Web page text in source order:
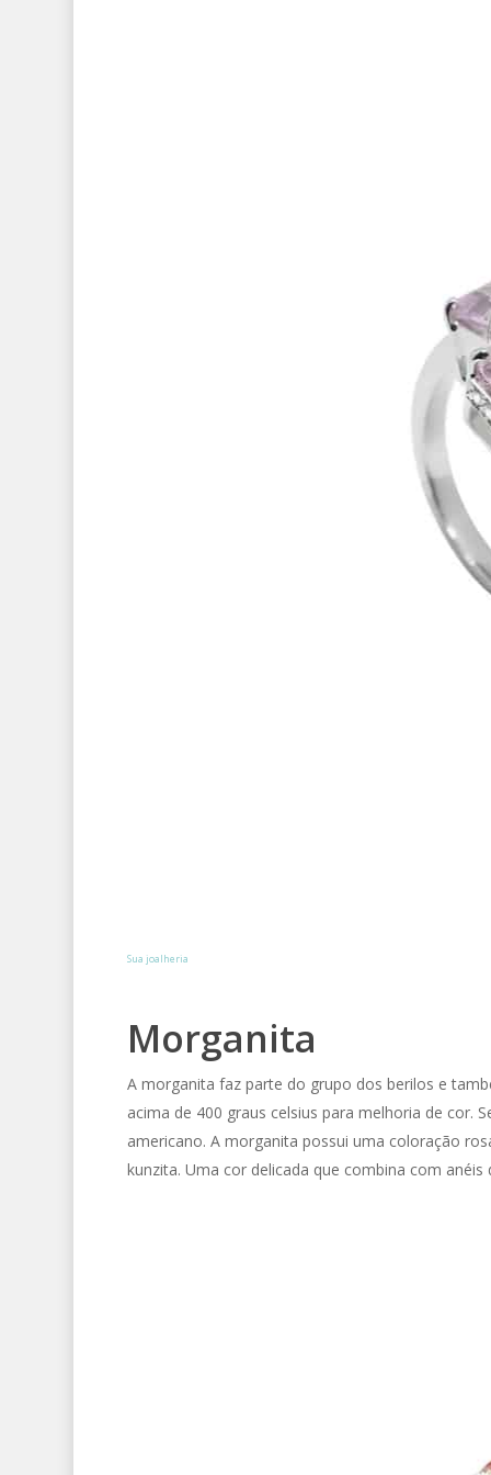
Sua joalheria
Morganita
A morganita faz parte do grupo dos berilos e
acima de 400 graus celsius para melhoria de cor.
americano. A morganita possui uma coloração
kunzita. Uma cor delicada que combina com